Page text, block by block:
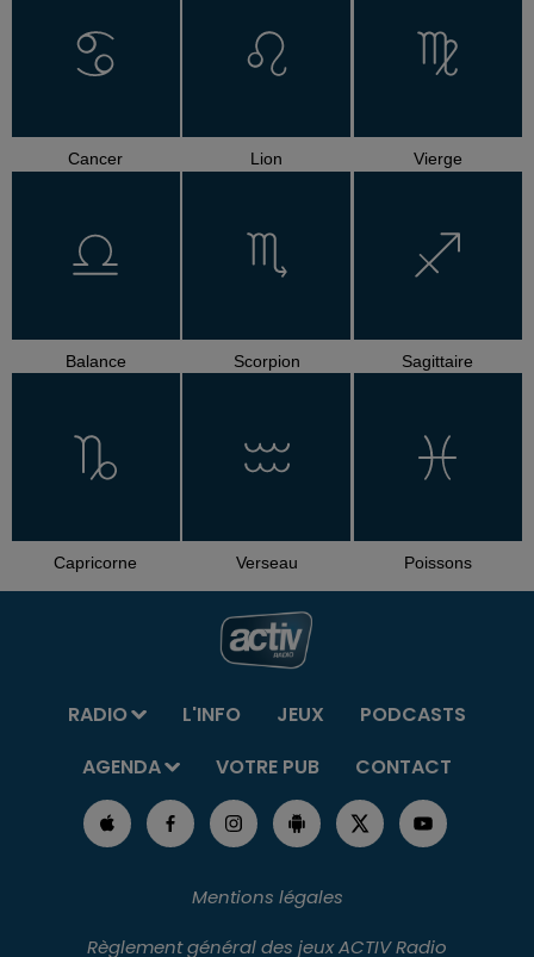
Cancer Lion Vierge
Balance Scorpion Sagittaire
Capricorne Verseau Poissons
RADIO L'INFO JEUX
PODCASTS
AGENDA
VOTRE PUB CONTACT
Mentions légales
Règlement général des jeux ACTIV Radio